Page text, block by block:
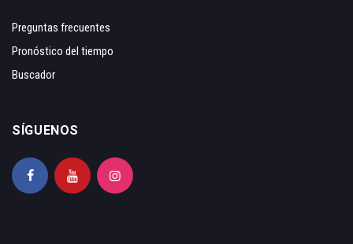
Preguntas frecuentes
Pronóstico del tiempo
Buscador
SÍGUENOS